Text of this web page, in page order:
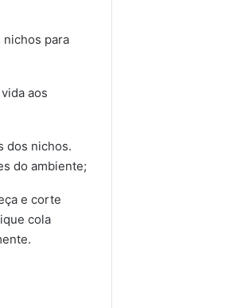
para
aos
dos nichos.
do ambiente;
e corte
cola